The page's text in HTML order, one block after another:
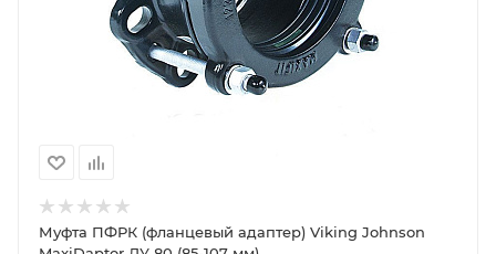
Муфта ПФРК (фланцевый адаптер) Viking Johnson